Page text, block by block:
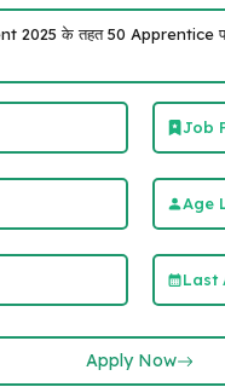
के तहत 50 Apprentice पदों
Job
Age
Last
Apply Now